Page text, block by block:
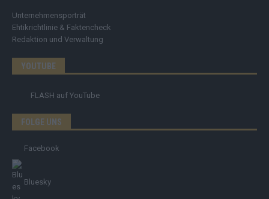
Unternehmensporträt
Ehtikrichtlinie & Faktencheck
Redaktion und Verwaltung
YOUTUBE
FLASH auf YouTube
FOLGE UNS
Facebook
Bluesky